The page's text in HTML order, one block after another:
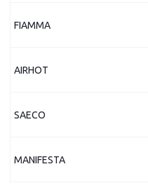
FIAMMA
AIRHOT
SAECO
MANIFESTA